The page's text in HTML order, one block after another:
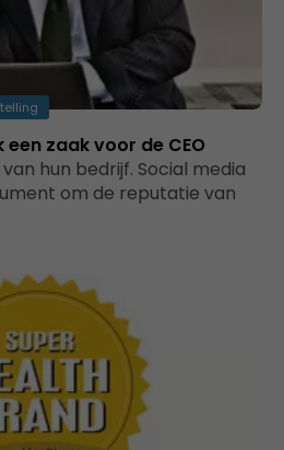
zaak voor de CEO
hun bedrijf. Social media
om de reputatie van